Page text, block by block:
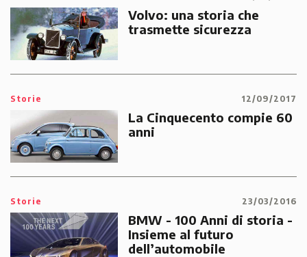
Volvo: una storia che
trasmette sicurezza
Storie 12/09/2017
La Cinquecento compie 60
anni
Storie 23/03/2016
BMW - 100 Anni di storia -
Insieme al futuro
dell’automobile